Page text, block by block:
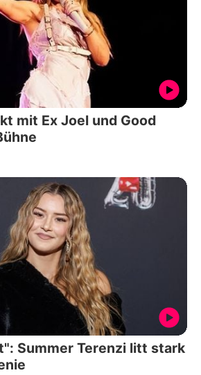
mit Ex Joel und Good
Summer Terenzi litt stark